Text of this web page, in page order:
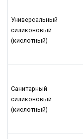
Универсальный
силиконовый
(кислотный)
Санитарный
силиконовый
(кислотный)